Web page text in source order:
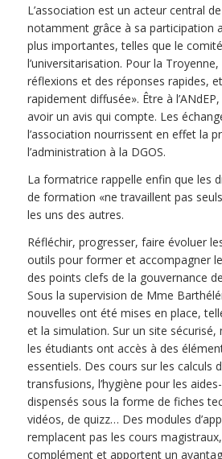
L’association est un acteur central
notamment grâce à sa participation
plus importantes, telles que le
l’universitarisation. Pour la Troyenne,
réflexions et des réponses rapides,
rapidement diffusée». Être à
avoir un avis qui compte. Les
l’association nourrissent en effet la
l’administration à la DGOS.
La formatrice rappelle enfin que les
de formation «ne travaillent pas
les uns des autres.
Réfléchir, progresser, faire évoluer
outils pour former et accompagner
des points clefs de la gouvernance
Sous la supervision de Mme
nouvelles ont été mises en place,
et la simulation. Sur un site sécurisé,
les étudiants ont accès à des
essentiels. Des cours sur les calculs
transfusions, l’hygiène pour les
dispensés sous la forme de fiches
vidéos, de quizz… Des modules
remplacent pas les cours
complément et apportent un